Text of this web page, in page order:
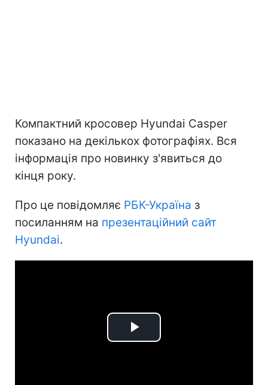
Компактний кросовер Hyundai Casper
показано на декількох фотографіях. Вся
інформація про новинку з'явиться до
кінця року.
Про це повідомляє РБК-Україна з
посиланням на презентаційний сайт
Hyundai.
Play